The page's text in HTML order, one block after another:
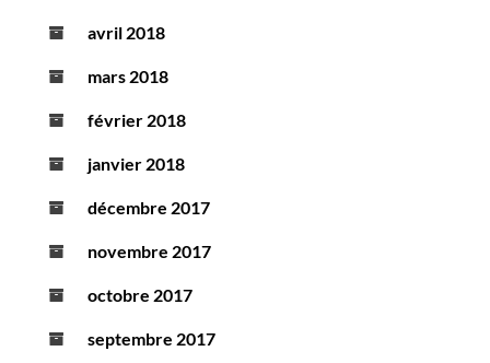
avril 2018
mars 2018
février 2018
janvier 2018
décembre 2017
novembre 2017
octobre 2017
septembre 2017